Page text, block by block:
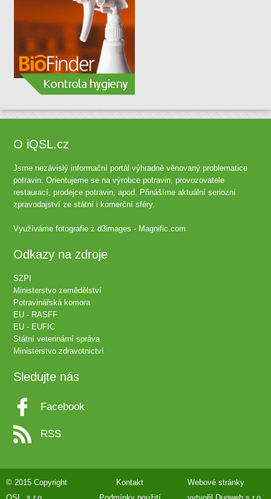
O iQSL.cz
Jsme nezávislý informační portál výhradně věnovaný problematice
potravin. Orientujeme se na výrobce potravin, provozovatele
restaurací, prodejce potravin, apod. Přinášíme aktuální seriozní
zpravodajství ze státní i komerční sféry.
Využíváme fotografie zd3images - Magnific.com
Odkazy na zdroje
SZPI
Ministerstvo zemědělství
Potravinářská komora
EU - RASFF
EU - EUFIC
Státní veterinární správa
Ministerstvo zdravotnictví
Sledujte nás
Facebook
RSS
© 2015 Copyright
Kontakt
Webové stránky